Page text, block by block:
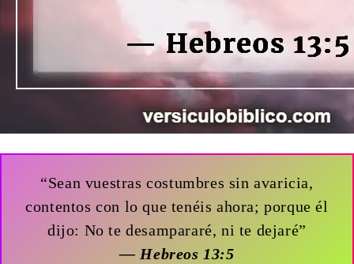
“Sean vuestras costumbres sin avaricia,
contentos con lo que tenéis ahora; porque él
dijo: No te desampararé, ni te dejaré”
— Hebreos 13:5